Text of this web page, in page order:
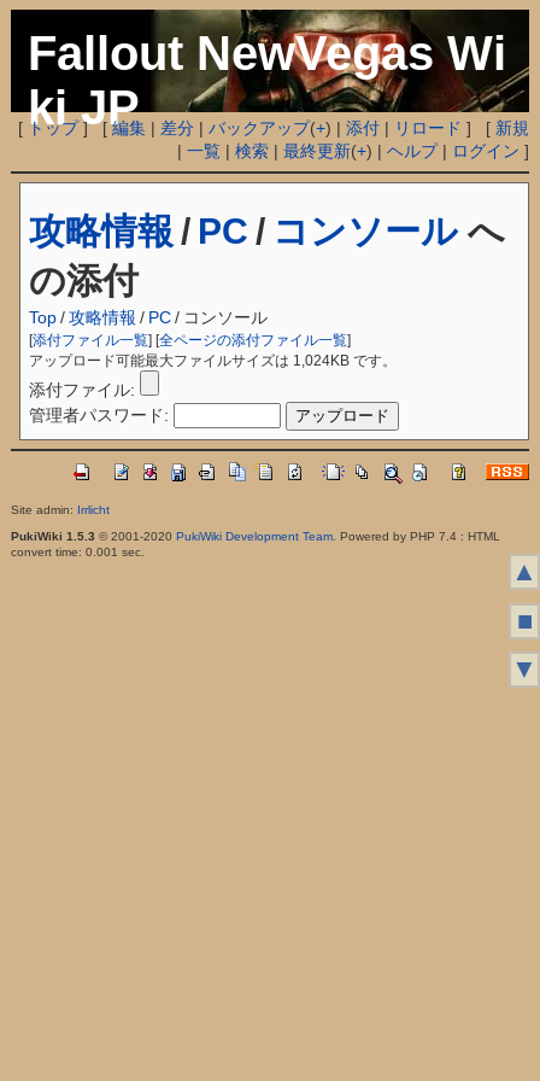
Fallout NewVegas Wi
ki JP
[ トップ] [編集 | 差分 |バックアップ(+) |添付 | リロード ] [ 新規
|一覧 |検索 |最終更新(+) |ヘルプ| ログイン ]
攻略情報 / PC / コンソールへ
の添付
Top /攻略情報 / PC/ コンソール
[添付ファイル一覧] [全ページの添付ファイル一覧]
アップロード可能最大ファイルサイズは 1,024KB です。
添付ファイル:
管理者パスワード:
Site admin: Irrlicht
PukiWiki 1.5.3 © 2001-2020 PukiWiki Development Team. Powered by PHP 7.4 : HTML
convert time: 0.001 sec.
▲
■
▼